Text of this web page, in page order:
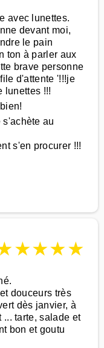
avec lunettes.
devant moi,
le pain
ton à parler aux
brave personne
d'attente '!!!je
lunettes !!!
au
s'en procurer !!!
★★★★
douceurs très
dès janvier, à
tarte, salade et
bon et goutu